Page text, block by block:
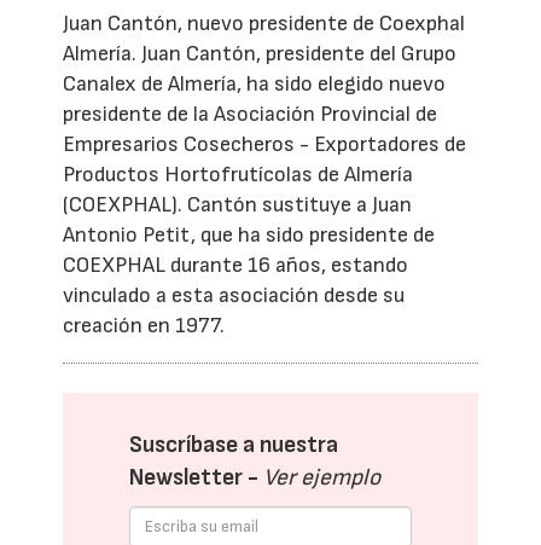
Juan Cantón, nuevo presidente de Coexphal
Almería. Juan Cantón, presidente del Grupo
Canalex de Almería, ha sido elegido nuevo
presidente de la Asociación Provincial de
Empresarios Cosecheros - Exportadores de
Productos Hortofrutícolas de Almería
(COEXPHAL). Cantón sustituye a Juan
Antonio Petit, que ha sido presidente de
COEXPHAL durante 16 años, estando
vinculado a esta asociación desde su
creación en 1977.
Suscríbase a nuestra
Newsletter - Ver ejemplo